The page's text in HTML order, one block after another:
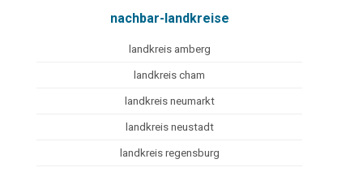
nachbar-landkreise
landkreis amberg
landkreis cham
landkreis neumarkt
landkreis neustadt
landkreis regensburg